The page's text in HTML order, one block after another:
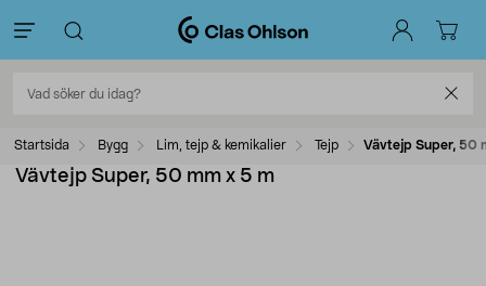
Startsida Bygg Lim, tejp & kemikalier Tejp Vävtejp Super, 50
Vävtejp Super, 50 mm x 5 m